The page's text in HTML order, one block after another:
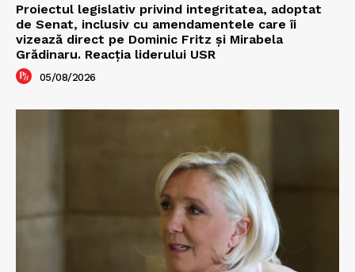
Proiectul legislativ privind integritatea, adoptat
de Senat, inclusiv cu amendamentele care îi
vizează direct pe Dominic Fritz și Mirabela
Grădinaru. Reacția liderului USR
05/08/2026